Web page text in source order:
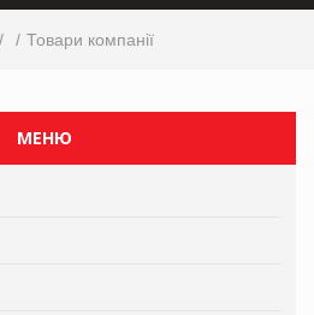
Товари компанії
МЕНЮ